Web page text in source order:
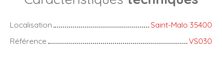
Localisation
Saint-Malo 35400
Référence
VS030